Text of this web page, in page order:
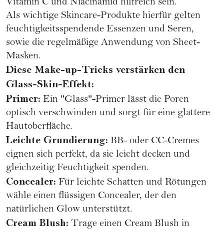
Vitamin C und Niacinamid hilfreich sein.
Als wichtige Skincare-Produkte hierfür gelten
feuchtigkeitsspendende Essenzen und Seren,
sowie die regelmäßige Anwendung von Sheet-
Masken​.
Diese Make-up-Tricks verstärken den
Glass-Skin-Effekt:
Primer: Ein "Glass"-Primer lässt die Poren
optisch verschwinden und sorgt für eine glattere
Hautoberfläche.
Leichte Grundierung: BB- oder CC-Cremes
eignen sich perfekt, da sie leicht decken und
gleichzeitig Feuchtigkeit spenden.
Concealer: Für leichte Schatten und Rötungen
wähle einen flüssigen Concealer, der den
natürlichen Glow unterstützt.
Cream Blush: Trage einen Cream Blush in